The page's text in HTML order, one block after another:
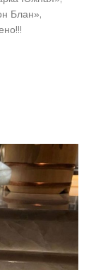
Блан»,